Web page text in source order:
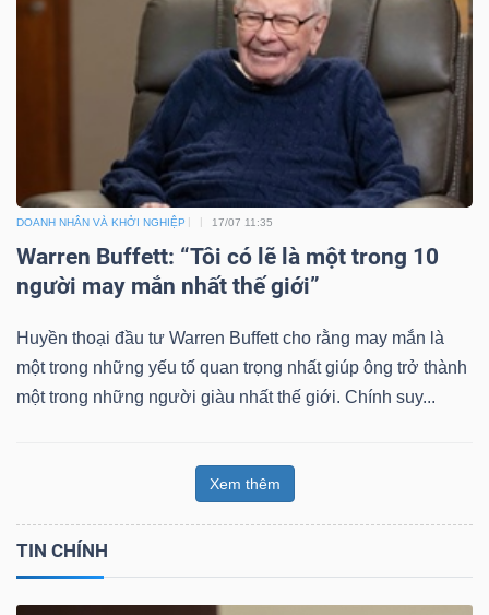
DOANH NHÂN VÀ KHỞI NGHIỆP 17/07 11:35
Warren Buffett: “Tôi có lẽ là một trong 10
người may mắn nhất thế giới”
Huyền thoại đầu tư Warren Buffett cho rằng may mắn là
một trong những yếu tố quan trọng nhất giúp ông trở thành
một trong những người giàu nhất thế giới. Chính suy...
Xem thêm
TIN CHÍNH